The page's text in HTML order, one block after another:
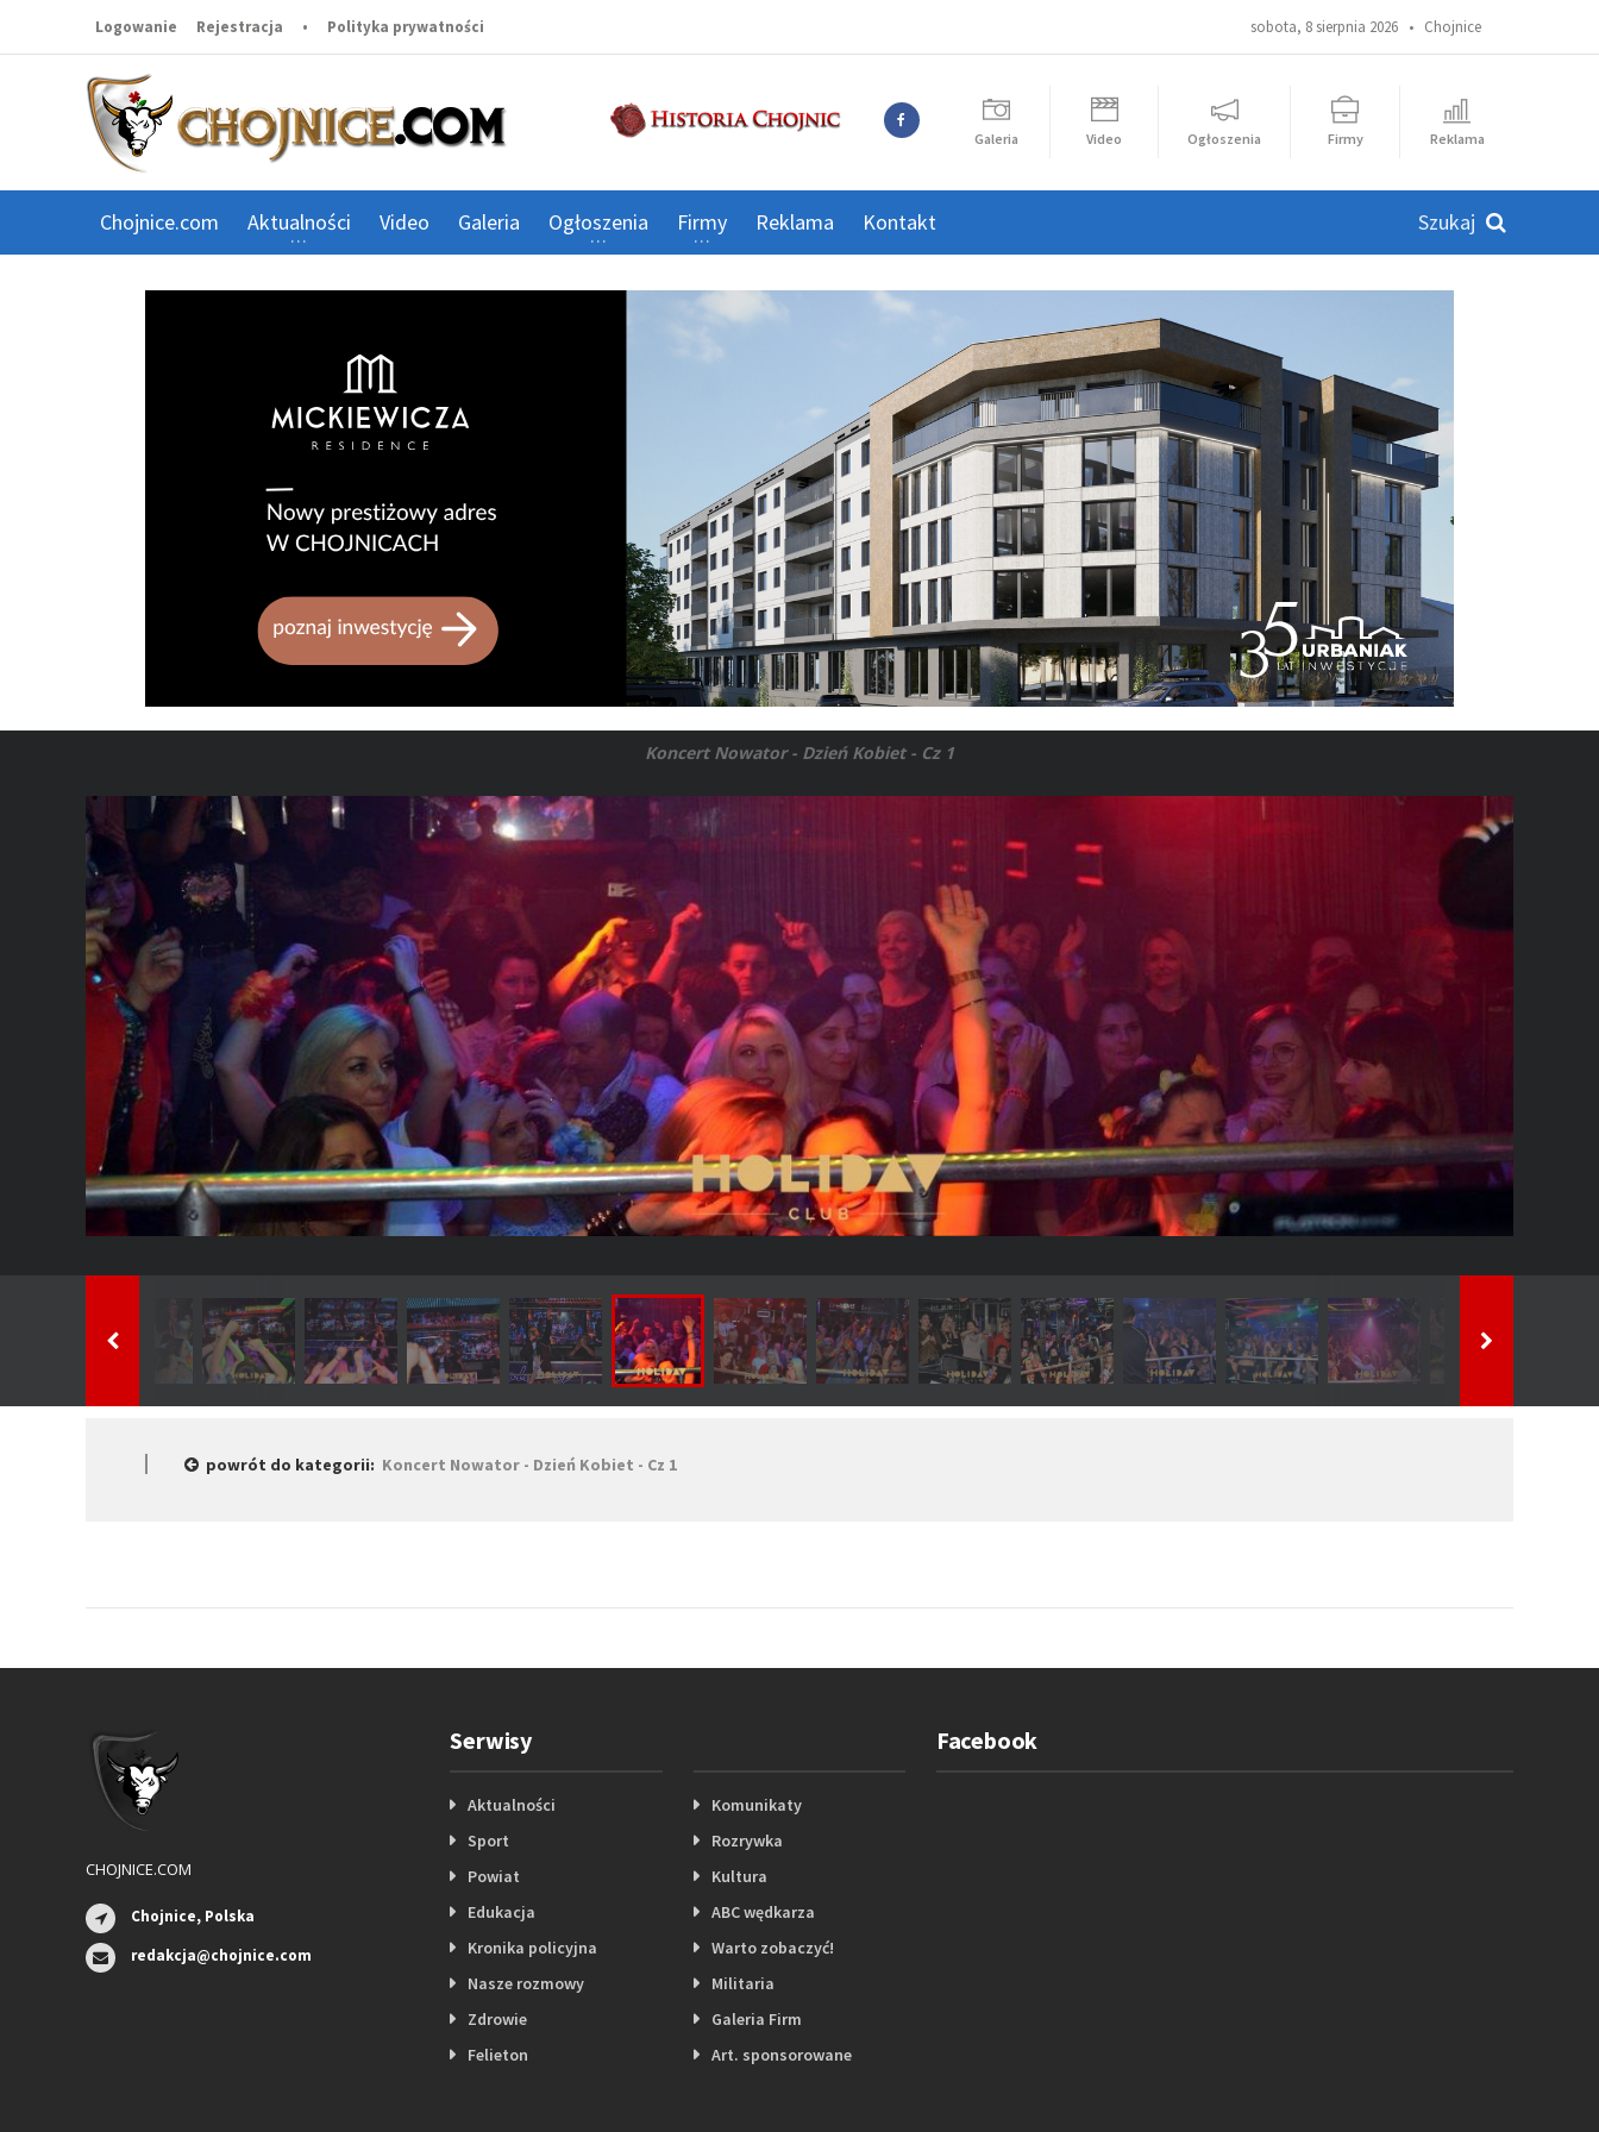
sobota, 8 sierpnia 2026 • Chojnice
Logowanie Rejestracja • Polityka prywatności
Galeria Video Ogłoszenia Firmy Reklama
Chojnice.com Aktualności Video Galeria Ogłoszenia Firmy Reklama Kontakt
Koncert Nowator - Dzień Kobiet - Cz 1
powrót do kategorii: Koncert Nowator - Dzień Kobiet - Cz 1
CHOJNICE.COM
Chojnice, Polska
redakcja@chojnice.com
Serwisy
Aktualności
Sport
Powiat
Edukacja
Kronika policyjna
Nasze rozmowy
Zdrowie
Felieton
Komunikaty
Rozrywka
Kultura
ABC wędkarza
Warto zobaczyć!
Militaria
Galeria Firm
Art. sponsorowane
Facebook